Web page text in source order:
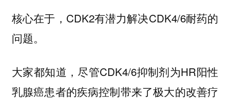
核心在于，CDK2有潜力解决CDK4/6耐药的
问题。
大家都知道，尽管CDK4/6抑制剂为HR阳性
乳腺癌患者的疾病控制带来了极大的改善疗